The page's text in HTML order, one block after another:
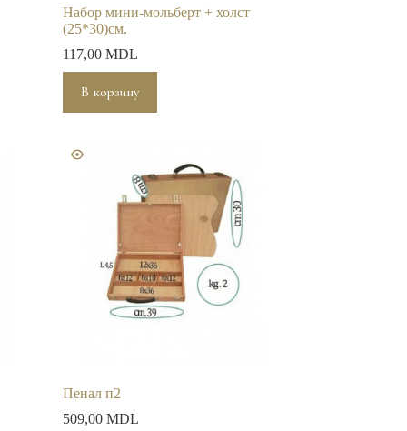
Набор мини-мольберт + холст
(25*30)см.
117,00 MDL
В корзину
Пенал п2
509,00 MDL